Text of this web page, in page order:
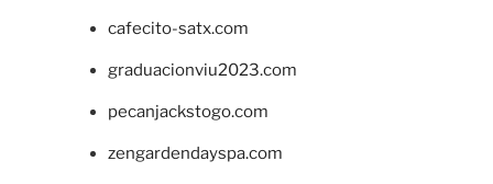
cafecito-satx.com
graduacionviu2023.com
pecanjackstogo.com
zengardendayspa.com